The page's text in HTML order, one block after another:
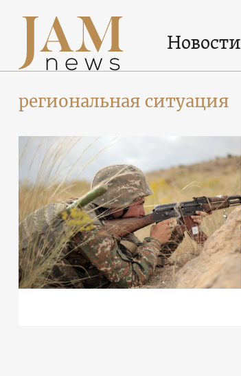
Новости
региональная ситуация